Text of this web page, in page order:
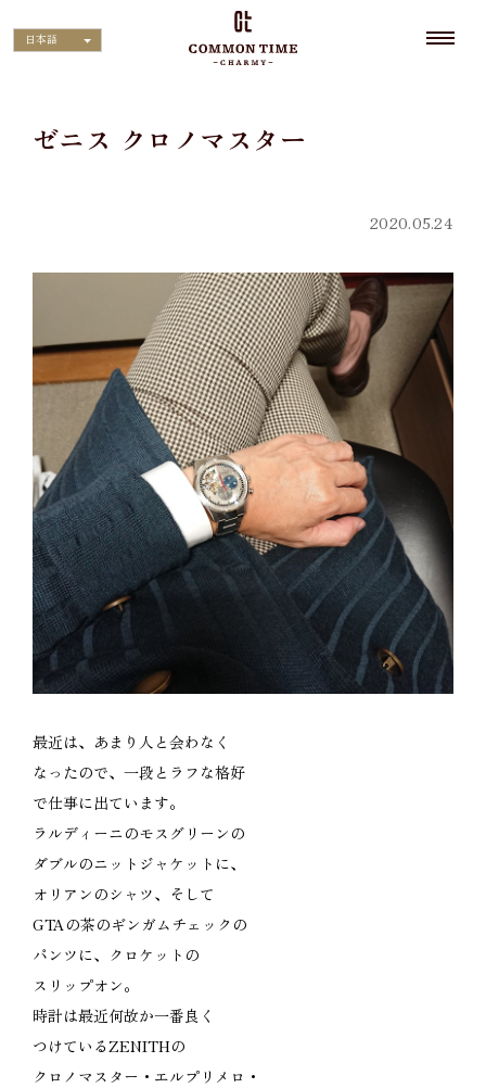
日本語
ゼニス クロノマスター
2020.05.24
最近は、あまり人と会わなく
なったので、一段とラフな格好
で仕事に出ています。
ラルディーニのモスグリーンの
ダブルのニットジャケットに、
オリアンのシャツ、そして
GTAの茶のギンガムチェックの
パンツに、クロケットの
スリップオン。
時計は最近何故か一番良く
つけているZENITHの
クロノマスター・エルプリメロ・